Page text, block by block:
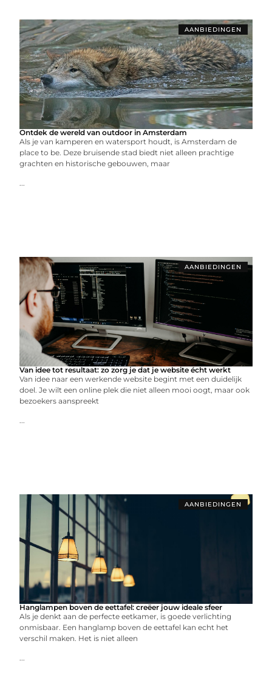
AANBIEDINGEN
Ontdek de wereld van outdoor in Amsterdam
Als je van kamperen en watersport houdt, is Amsterdam de
place to be. Deze bruisende stad biedt niet alleen prachtige
grachten en historische gebouwen, maar
...
AANBIEDINGEN
Van idee tot resultaat: zo zorg je dat je website écht werkt
Van idee naar een werkende website begint met een duidelijk
doel. Je wilt een online plek die niet alleen mooi oogt, maar ook
bezoekers aanspreekt
...
AANBIEDINGEN
Hanglampen boven de eettafel: creëer jouw ideale sfeer
Als je denkt aan de perfecte eetkamer, is goede verlichting
onmisbaar. Een hanglamp boven de eettafel kan echt het
verschil maken. Het is niet alleen
...